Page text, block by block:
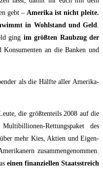
gebt – Ame­ri­ka ist nicht plei­te.
in Wohl­stand und Geld
ging im größ­ten Raub­zug der
an die Ban­ken und
als die Hälf­te aller Ame­ri­ka­
die größ­ten­teils 2008 auf die
Ret­tungs­pa­ket des
mehr Kies, Akti­en und Eigen­
zu­sam­menge­nommen.
einen finan­zi­el­len Staats­streich